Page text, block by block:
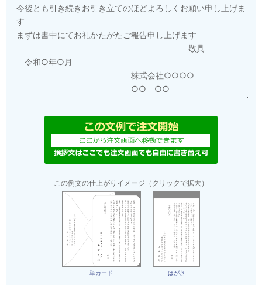
この例文の仕上がりイメージ（クリックで拡大）
単カード はがき